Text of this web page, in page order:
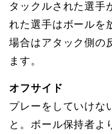
タックルされた選手
れた選手はボールを
場合はアタック側の
ます。
オフサイド
プレーをしていけな
と。ボール保持者よ